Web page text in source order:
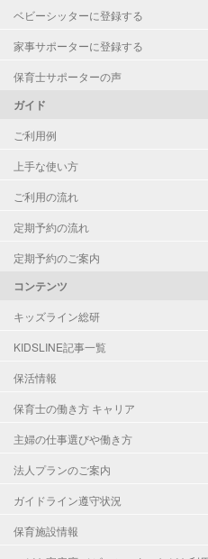
ベビーシッターに登録する
家事サポーターに登録する
保育士サポーターの声
ガイド
ご利用例
上手な使い方
ご利用の流れ
定期予約の流れ
定期予約のご案内
コンテンツ
キッズライン総研
KIDSLINE記事一覧
保活情報
保育士の働き方 キャリア
主婦の仕事選びや働き方
法人プランのご案内
ガイドライン遵守状況
保育施設情報